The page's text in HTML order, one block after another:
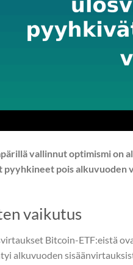
vallinnut optimismi on
pois alkuvuoden
vaikutus
Bitcoin-ETF:eistä
alkuvuoden